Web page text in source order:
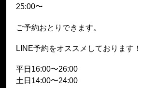
25:00〜
ご予約おとりできます。
LINE予約をオススメしております！
平日16:00〜26:00
土日14:00〜24:00